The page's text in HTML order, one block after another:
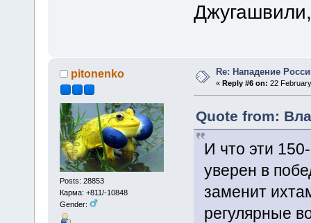
pitonenko
Posts: 28853
Карма: +811/-10848
Gender:
Re: Нападение
«Reply #6 on: 22
Quote from:
И что эти
уверен в
заменит
регулярные